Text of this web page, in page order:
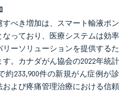
べき増加は、スマート輸液ポン
っており、医療システムは効率
ーソリューションを提供するた
。カナダがん協会の2022年統計
約233,900件の新規がん症例が診
よび疼痛管理治療における信頼